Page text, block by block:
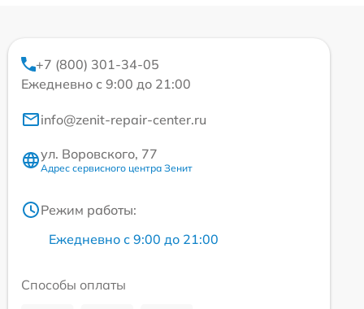
+7 (800) 301-34-05
Ежедневно с 9:00 до 21:00
info@zenit-repair-center.ru
ул. Воровского, 77
Адрес сервисного центра Зенит
Режим работы:
Ежедневно с 9:00 до 21:00
Способы оплаты